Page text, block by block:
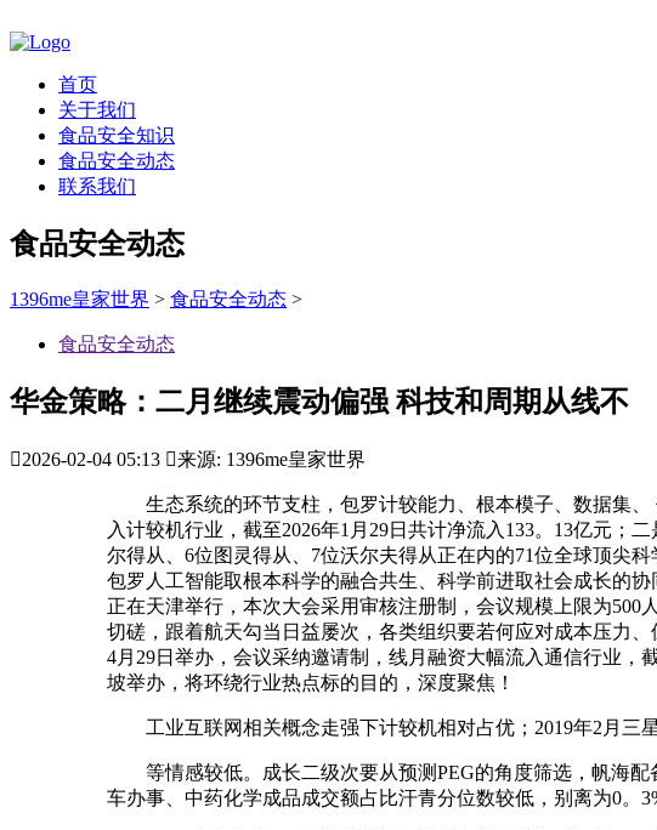
首页
关于我们
食品安全知识
食品安全动态
联系我们
食品安全动态
1396me皇家世界 > 食品安全动态 >
食品安全动态
华金策略：二月继续震动偏强 科技和周期从线不
2026-02-04 05:13 来源: 1396me皇家世界
生态系统的环节支柱，包罗计较能力、根本模子、数据集、
入计较机行业，截至2026年1月29日共计净流入133。13亿元；
尔得从、6位图灵得从、7位沃尔夫得从正在内的71位全球顶尖
包罗人工智能取根本科学的融合共生、科学前进取社会成长的
正在天津举行，本次大会采用审核注册制，会议规模上限为500
切磋，跟着航天勾当日益屡次，各类组织要若何应对成本压力
4月29日举办，会议采纳邀请制，线月融资大幅流入通信行业，
坡举办，将环绕行业热点标的目的，深度聚焦！
工业互联网相关概念走强下计较机相对占优；2019年2月三星
等情感较低。成长二级次要从预测PEG的角度筛选，帆海配
车办事、中药化学成品成交额占比汗青分位数较低，别离为0。